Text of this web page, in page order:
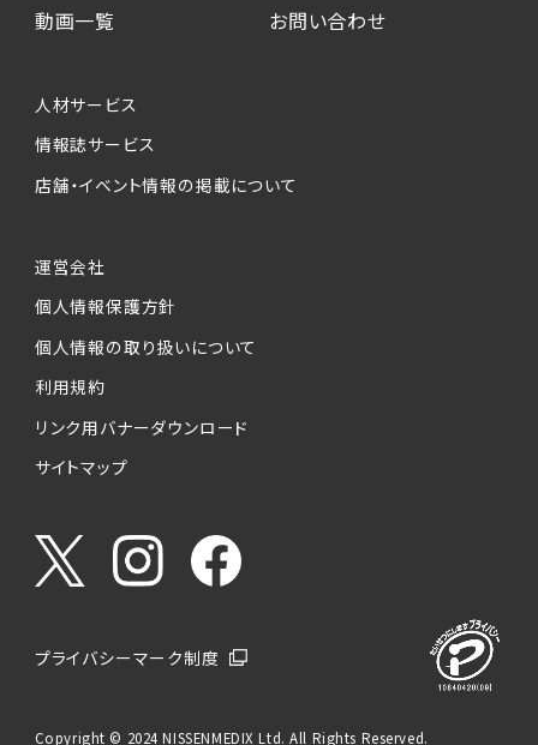
動画一覧
お問い合わせ
人材サービス
情報誌サービス
店舗・イベント情報の掲載について
運営会社
個人情報保護方針
個人情報の取り扱いについて
利用規約
リンク用バナーダウンロード
サイトマップ
プライバシーマーク制度
Copyright © 2024 NISSENMEDIX Ltd. All Rights Reserved.